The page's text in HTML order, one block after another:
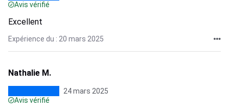
Avis vérifié
Excellent
Expérience du : 20 mars 2025
Nathalie M.
24 mars 2025
Avis vérifié